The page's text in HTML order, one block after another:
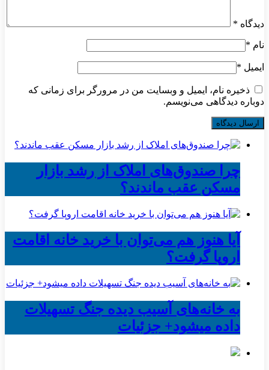
دیدگاه *
نام *
ایمیل *
ذخیره نام، ایمیل و وبسایت من در مرورگر برای زمانی که
دوباره دیدگاهی می‌نویسم.
چرا صندوق‌های املاک از رشد بازار
مسکن عقب ماندند؟
آیا هنوز هم می‌توان با خرید خانه اقامت
اروپا گرفت؟
به خانه‌های آسیب دیده جنگ تسهیلات
داده میشود+ جزئیات